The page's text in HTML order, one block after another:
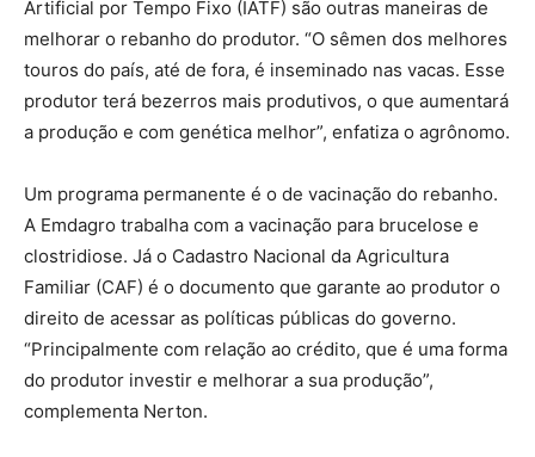
Artificial por Tempo Fixo (IATF) são outras maneiras de
melhorar o rebanho do produtor. “O sêmen dos melhores
touros do país, até de fora, é inseminado nas vacas. Esse
produtor terá bezerros mais produtivos, o que aumentará
a produção e com genética melhor”, enfatiza o agrônomo.
Um programa permanente é o de vacinação do rebanho.
A Emdagro trabalha com a vacinação para brucelose e
clostridiose. Já o Cadastro Nacional da Agricultura
Familiar (CAF) é o documento que garante ao produtor o
direito de acessar as políticas públicas do governo.
“Principalmente com relação ao crédito, que é uma forma
do produtor investir e melhorar a sua produção”,
complementa Nerton.